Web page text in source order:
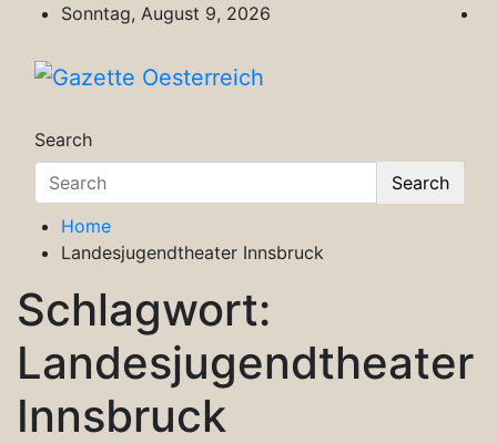
content
Sonntag, August 9, 2026
Search
Search
Home
Landesjugendtheater Innsbruck
Schlagwort:
Landesjugendtheater
Innsbruck